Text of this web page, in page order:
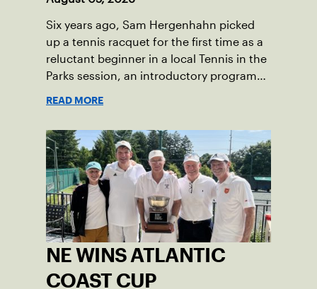
end of her journey to recovery.
Six years ago, Sam Hergenhahn picked
up a tennis racquet for the first time as a
reluctant beginner in a local Tennis in the
Parks session, an introductory program
time, he’s the one running the drills.
READ MORE
NE WINS ATLANTIC
COAST CUP